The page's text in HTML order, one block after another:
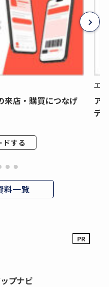
来店・購買につなげ
ドする
エ
ア
デ
料一覧
プナビ